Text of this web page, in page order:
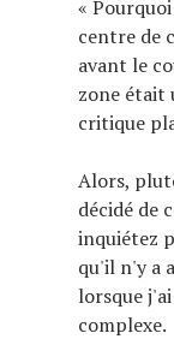
«
centre de
avant le
zone était
critique
Alors,
décidé de
inquiétez
qu'il n'y a
lorsque
complexe.